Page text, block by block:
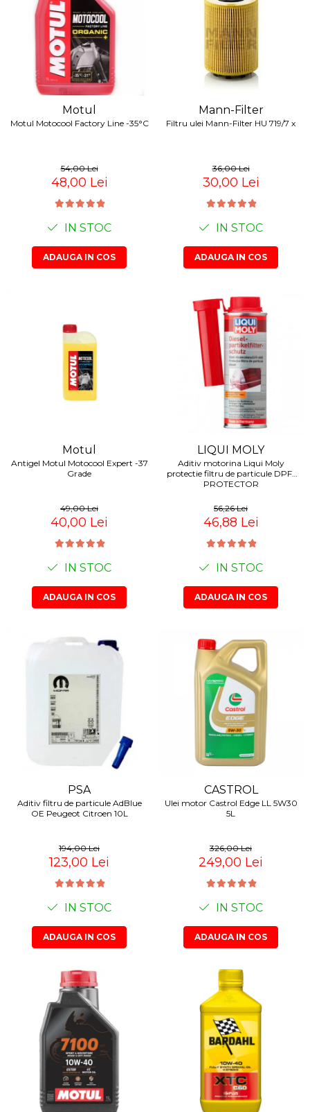
Motul
Motul Motocool Factory Line -35°C
54,00 Lei
48,00 Lei
IN STOC
ADAUGA IN COS
Mann-Filter
Filtru ulei Mann-Filter HU 719/7 x
36,00 Lei
30,00 Lei
IN STOC
ADAUGA IN COS
Motul
Antigel Motul Motocool Expert -37
Grade
49,00 Lei
40,00 Lei
IN STOC
ADAUGA IN COS
LIQUI MOLY
Aditiv motorina Liqui Moly
protectie filtru de particule DPF-
PROTECTOR
56,26 Lei
46,88 Lei
IN STOC
ADAUGA IN COS
PSA
Aditiv filtru de particule AdBlue
OE Peugeot Citroen 10L
194,00 Lei
123,00 Lei
IN STOC
ADAUGA IN COS
CASTROL
Ulei motor Castrol Edge LL 5W30
5L
326,00 Lei
249,00 Lei
IN STOC
ADAUGA IN COS